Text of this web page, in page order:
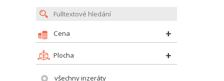
Cena
Plocha
všechny inzeráty